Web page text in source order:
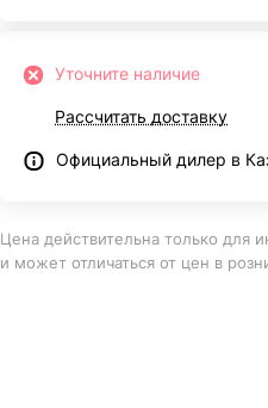
Уточните наличие
Рассчитать доставку
Официальный дилер в
Цена действительна только для
и может отличаться от цен в